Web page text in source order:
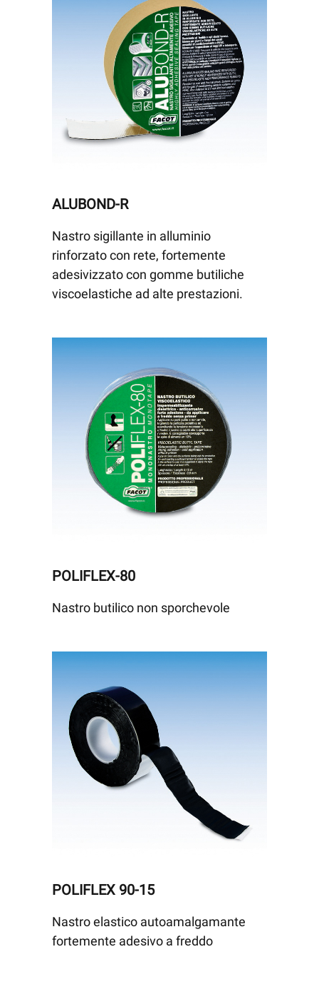
ALUBOND-R
Nastro sigillante in alluminio
rinforzato con rete, fortemente
adesivizzato con gomme butiliche
viscoelastiche ad alte prestazioni.
POLIFLEX-80
Nastro butilico non sporchevole
POLIFLEX 90-15
Nastro elastico autoamalgamante
fortemente adesivo a freddo